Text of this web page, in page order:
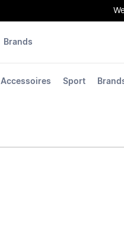
Accessoires Sport
Brands